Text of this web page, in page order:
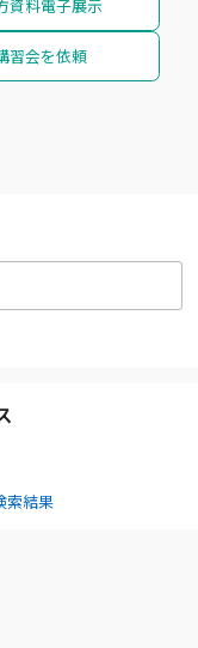
資料電子展示
習会を依頼
索結果